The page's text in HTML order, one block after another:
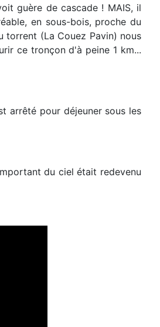
guère de cascade ! MAIS, il
en sous-bois, proche du
torrent (La Couez Pavin) nous
ce tronçon d'à peine 1 km...
arrêté pour déjeuner sous les
du ciel était redevenu